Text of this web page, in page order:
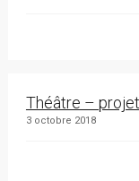
Théâtre –
3 octobre 2018